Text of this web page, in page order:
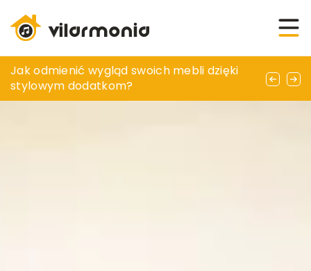
Jakie korzyści niesie ze sobą wybór
kolorowych tekstyliów do sypialni?
Jak odmienić wygląd swoich mebli dzięki
stylowym dodatkom?
Kreowanie nastroju w ogrodzie dzięki
subtelnemu oświetleniu